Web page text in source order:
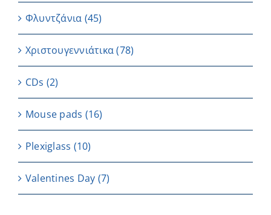
Φλυντζάνια (45)
Χριστουγεννιάτικα(78)
CDs (2)
Μouse pads (16)
Plexiglass (10)
Valentines Day (7)